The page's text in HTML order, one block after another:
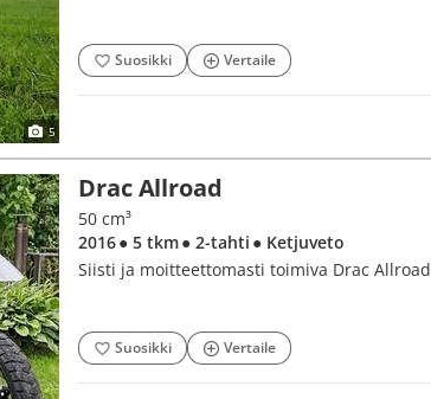
5
Suosikki Vertaile
Drac Allroad
50 cm³
2016● 5 tkm● 2-tahti ● Ketjuveto
Siisti ja moitteettomasti toimiva Drac Allroad
Suosikki Vertaile